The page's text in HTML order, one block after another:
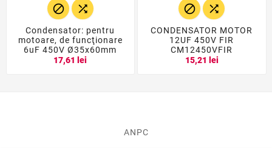
 
Condensator: pentru
motoare, de funcţionare
6uF 450V Ø35x60mm
17,61 lei
 
CONDENSATOR MOTOR
12UF 450V FIR
CM12450VFIR
15,21 lei
ANPC